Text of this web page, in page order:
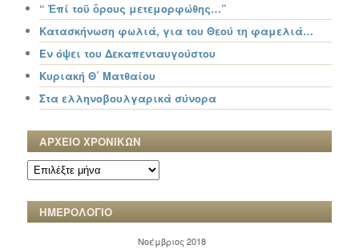
“ Ἐπί τοῦ ὄρους μετεμορφώθης…”
Κατασκήνωση φωλιά, για του Θεού τη φαμελιά…
Εν όψει του Δεκαπενταυγούστου
Κυριακή Θ΄ Ματθαίου
Στα ελληνοβουλγαρικά σύνορα
ΑΡΧΕΙΟ ΧΡΟΝΙΚΩΝ
ΑΡΧΕΙΟ
ΧΡΟΝΙΚΩΝ
ΗΜΕΡΟΛΟΓΙΟ
Νοέμβριος 2018